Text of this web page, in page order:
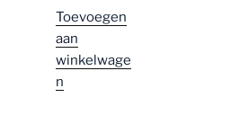
Toevoegen
aan
winkelwage
n